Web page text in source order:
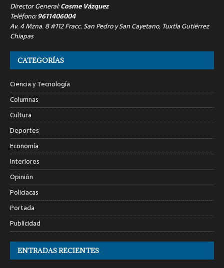
Director General:Cosme Vázquez
Teléfono:9611406004
Av. 4 Mzna. 8 #112 Fracc. San Pedro y San Cayetano, Tuxtla Gutiérrez
Chiapas
CATEGORÍAS
Ciencia y Tecnología
Columnas
Cultura
Deportes
Economía
Interiores
Opinión
Policiacas
Portada
Publicidad
ENTRADAS RECIENTES